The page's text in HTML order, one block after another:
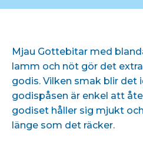
Mjau Gottebitar med
lamm och nöt gör det
godis. Vilken smak blir det
godispåsen är enkel att
godiset håller sig mjukt
länge som det räcker.